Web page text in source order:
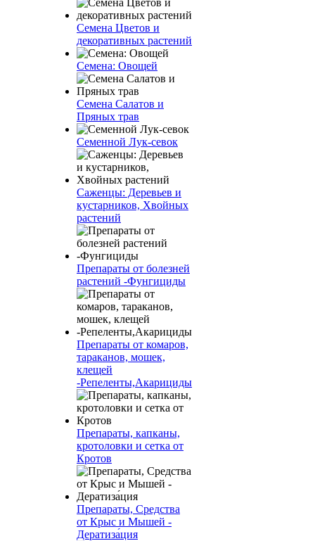
Семена Цветов и
декоративных растений
Семена: Овощей
Семена Салатов и
Пряных трав
Семенной Лук-севок
Саженцы: Деревьев и
кустарников, Хвойных
растений
Препараты от болезней
растений -Фунгициды
Препараты от комаров,
тараканов, мошек,
клещей
-Репеленты,Акарициды
Препараты, капканы,
кротоловки и сетка от
Кротов
Препараты, Средства
от Крыс и Мышей -
Дератиза́ция